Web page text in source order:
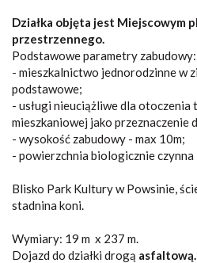
Działka objęta jest Miejscowym
przestrzennego.
Podstawowe parametry zabudowy:
- mieszkalnictwo jednorodzinne w
podstawowe;
- usługi nieuciążliwe dla
mieszkaniowej jako przeznaczenie
- wysokość zabudowy - max 10m;
- powierzchnia biologicznie czynna
Blisko Park Kultury w Powsinie,
stadnina koni.
Wymiary: 19 m x 237 m.
Dojazd do działki drogą asfaltową.